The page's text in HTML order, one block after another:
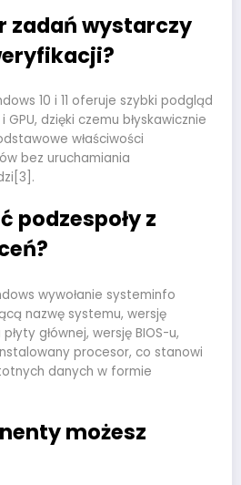
zadań wystarczy
10 i 11 oferuje szybki podgląd
GPU, dzięki czemu błyskawicznie
właściwości
bez uruchamiania
podzespoły z
wywołanie systeminfo
nazwę systemu, wersję
głównej, wersję BIOS-u,
procesor, co stanowi
danych w formie
możesz